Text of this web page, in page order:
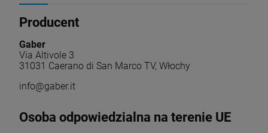
Producent
Gaber
Via Altivole 3
31031 Caerano di San Marco TV, Włochy
info@gaber.it
Osoba odpowiedzialna na terenie UE